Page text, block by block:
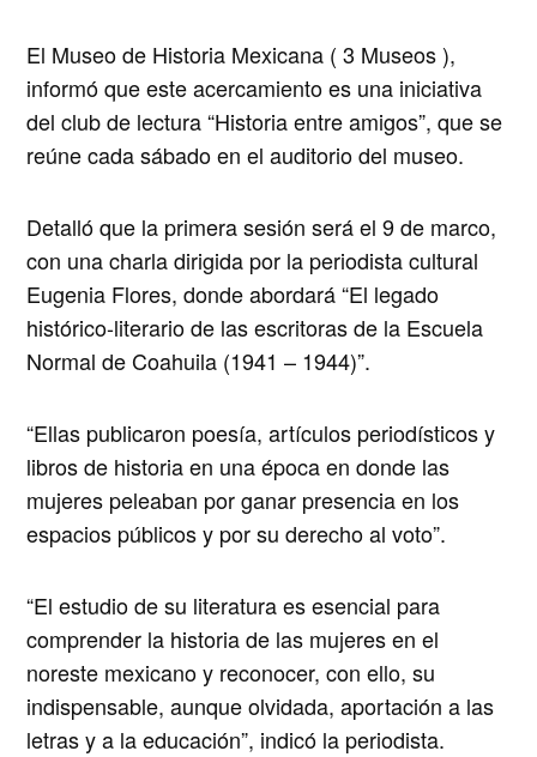
El Museo de Historia Mexicana ( 3 Museos ),
informó que este acercamiento es una iniciativa
del club de lectura “Historia entre amigos”, que se
reúne cada sábado en el auditorio del museo.
Detalló que la primera sesión será el 9 de marco,
con una charla dirigida por la periodista cultural
Eugenia Flores, donde abordará “El legado
histórico-literario de las escritoras de la Escuela
Normal de Coahuila (1941 – 1944)”.
“Ellas publicaron poesía, artículos periodísticos y
libros de historia en una época en donde las
mujeres peleaban por ganar presencia en los
espacios públicos y por su derecho al voto”.
“El estudio de su literatura es esencial para
comprender la historia de las mujeres en el
noreste mexicano y reconocer, con ello, su
indispensable, aunque olvidada, aportación a las
letras y a la educación”, indicó la periodista.